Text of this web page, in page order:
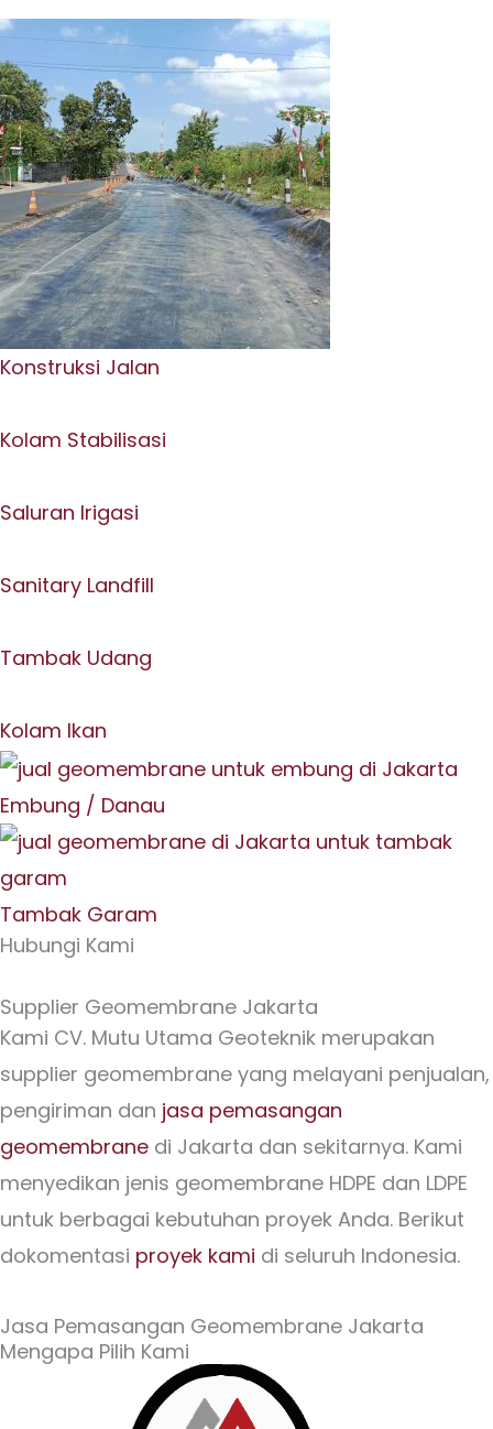
Konstruksi Jalan
Kolam Stabilisasi
Saluran Irigasi
Sanitary Landfill
Tambak Udang
Kolam Ikan
Embung / Danau
Tambak Garam
Hubungi Kami
Supplier Geomembrane Jakarta
Kami CV. Mutu Utama Geoteknik merupakan
supplier geomembrane yang melayani penjualan,
pengiriman dan jasa pemasangan
geomembrane di Jakarta dan sekitarnya. Kami
menyedikan jenis geomembrane HDPE dan LDPE
untuk berbagai kebutuhan proyek Anda. Berikut
dokomentasi proyek kami di seluruh Indonesia.
Jasa Pemasangan Geomembrane Jakarta
Mengapa Pilih Kami